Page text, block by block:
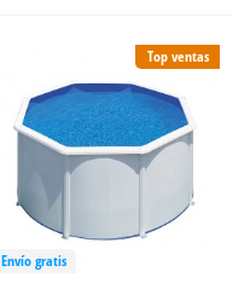
Top ventas
Envío gratis